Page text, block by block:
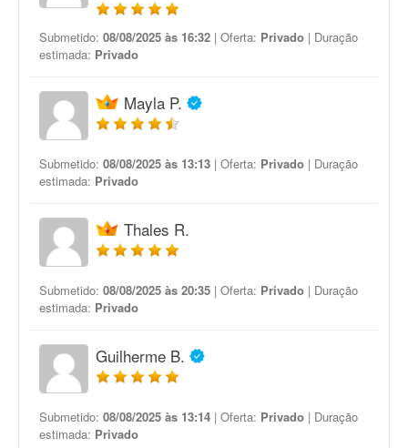
Submetido: 08/08/2025 às 16:32 | Oferta: Privado | Duração
estimada: Privado
Mayla P.
Submetido: 08/08/2025 às 13:13 | Oferta: Privado | Duração
estimada: Privado
Thales R.
Submetido: 08/08/2025 às 20:35 | Oferta: Privado | Duração
estimada: Privado
Guilherme B.
Submetido: 08/08/2025 às 13:14 | Oferta: Privado | Duração
estimada: Privado